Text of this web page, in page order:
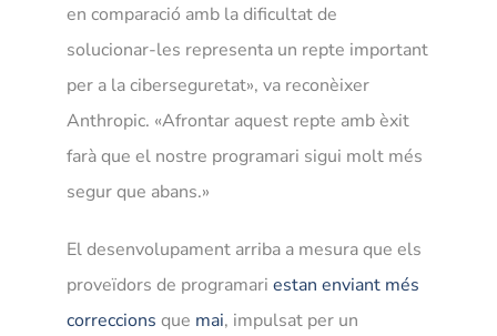
en comparació amb la dificultat de
solucionar-les representa un repte important
per a la ciberseguretat», va reconèixer
Anthropic. «Afrontar aquest repte amb èxit
farà que el nostre programari sigui molt més
segur que abans.»
El desenvolupament arriba a mesura que els
proveïdors de programari estan enviant més
correccions que mai, impulsat per un